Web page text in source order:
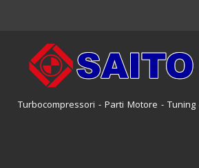
Turbocompressori - Parti Motore -